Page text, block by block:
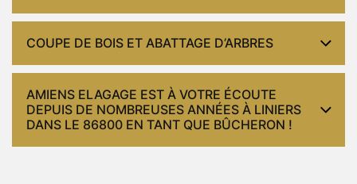
COUPE DE BOIS ET ABATTAGE D’ARBRES
AMIENS ELAGAGE EST À VOTRE ÉCOUTE
DEPUIS DE NOMBREUSES ANNÉES À LINIERS
DANS LE 86800 EN TANT QUE BÛCHERON !